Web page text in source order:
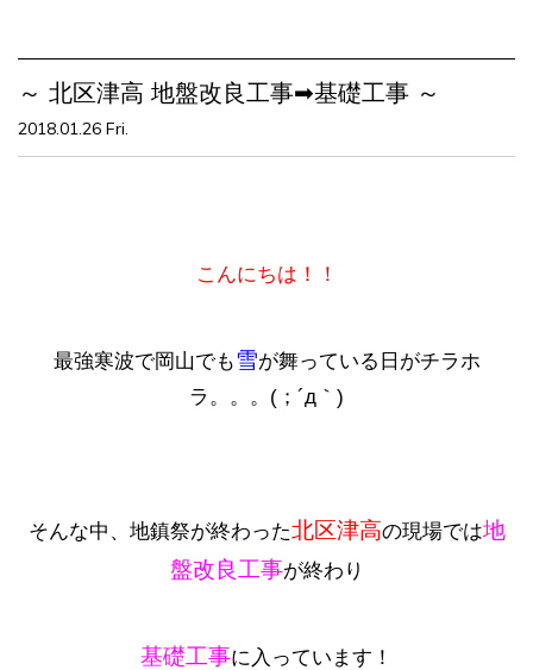
～ 北区津高 地盤改良工事➡基礎工事 ～
2018.01.26 Fri.
こんにちは！！
最強寒波で岡山でも 雪が舞っている日がチラホ
ラ。。。(；´д｀)
そんな中、地鎮祭が終わった北区津高の現場では地
盤改良工事が終わり
基礎工事に入っています！